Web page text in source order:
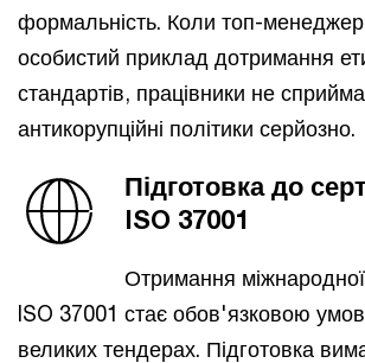
формальність. Коли топ-
особистий приклад дотримання
стандартів, працівники не
антикорупційні політики серйозно.
Підготовка до
ISO 37001
Отримання міжнародної
ISO 37001 стає обов'язковою
великих тендерах. Підготовка